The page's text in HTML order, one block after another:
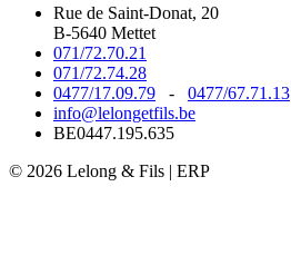
Rue de Saint-Donat, 20
B-5640 Mettet
071/72.70.21
071/72.74.28
0477/17.09.79 - 0477/67.71.13
info@lelongetfils.be
BE0447.195.635
© 2026 Lelong & Fils | ERP